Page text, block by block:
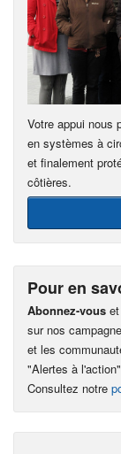
Votre appui nous
en systèmes à
et finalement
côtières.
Pour en
Abonnez-vous
sur nos
et les
"Alertes à
Consultez notre